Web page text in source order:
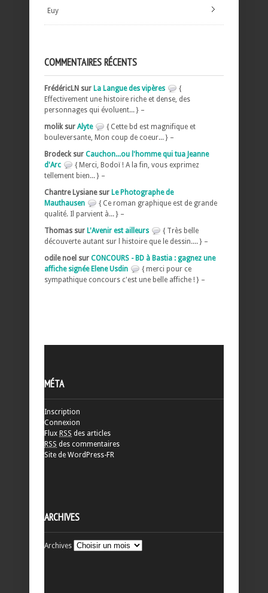
Euy
COMMENTAIRES RÉCENTS
FrédéricLN sur La Langue des vipères
{
Effectivement une histoire riche et dense, des
personnages qui évoluent... } –
molik sur Alyte
{ Cette bd est magnifique et
bouleversante, Mon coup de coeur... } –
Brodeck sur Cauchon...ou l'homme qui tua Jeanne
d'Arc
{ Merci, Bodoï ! A la fin, vous exprimez
tellement bien... } –
Chantre Lysiane sur Le Photographe de
Mauthausen
{ Ce roman graphique est de grande
qualité. Il parvient à... } –
Thomas sur L'Avenir est ailleurs
{ Très belle
découverte autant sur l histoire que le dessin.... } –
odile noel sur CONCOURS - BD à Bastia : gagnez une
affiche signée Elene Usdin
{ merci pour ce
sympathique concours c'est une belle affiche ! } –
MÉTA
Inscription
Connexion
Flux RSS des articles
RSS des commentaires
Site de WordPress-FR
ARCHIVES
Archives